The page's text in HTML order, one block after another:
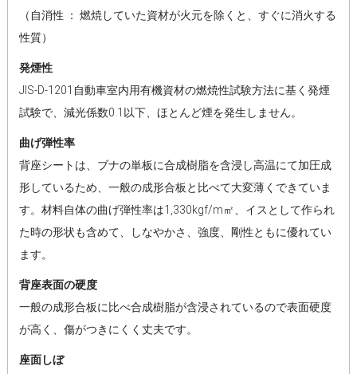
（自消性 ： 燃焼していた資材が火元を除くと、すぐに消火する
性質）
発煙性
JIS-D-1201自動車室内用有機資材の燃焼性試験方法に基く発煙
試験で、減光係数0.1以下、ほとんど煙を発生しません。
曲げ弾性率
背座シートは、ブナの単板に合成樹脂を含浸し高温にて加圧成
形しているため、一般の成形合板と比べて大変薄くできていま
す。材料自体の曲げ弾性率は1,330kgf/m㎡、イスとして作られ
た時の形状も含めて、しなやかさ、強度、剛性ともに優れてい
ます。
背座表面の硬度
一般の成形合板に比べ合成樹脂が含浸されているので表面硬度
が高く、傷がつきにくく丈夫です。
座面しぼ